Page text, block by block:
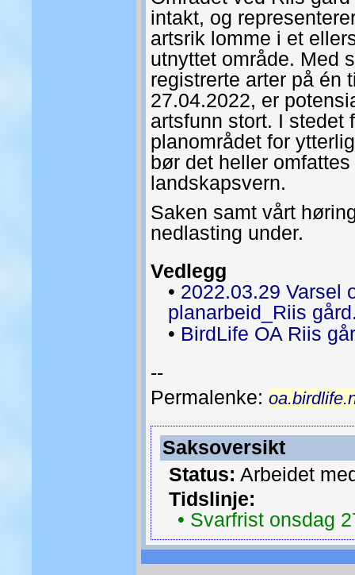
intakt, og
artsrik lomme i et
utnyttet område. Med
registrerte arter på én
27.04.2022, er
artsfunn stort. I stedet
planområdet for
bør det heller
landskapsvern.
Saken samt vårt
nedlasting under.
Vedlegg
• 2022.03.29 Varsel
planarbeid_Riis
• BirdLife OA Riis
--
Permalenke:
Saksoversikt
Status: Arbeidet
Tidslinje:
• Svarfrist onsdag